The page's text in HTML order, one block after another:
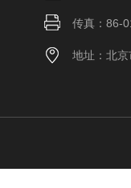
传真：86-
地址：北